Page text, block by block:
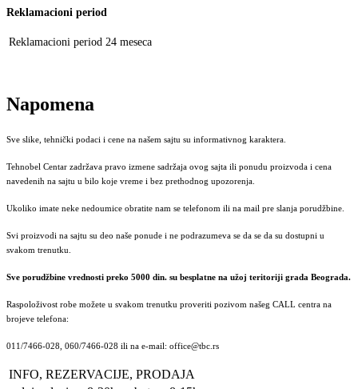
Reklamacioni period
Reklamacioni period 24 meseca
Napomena
Sve slike, tehnički podaci i cene na našem sajtu su informativnog karaktera.
Tehnobel Centar zadržava pravo izmene sadržaja ovog sajta ili ponudu proizvoda i cena
navedenih na sajtu u bilo koje vreme i bez prethodnog upozorenja.
Ukoliko imate neke nedoumice obratite nam se telefonom ili na mail pre slanja porudžbine.
Svi proizvodi na sajtu su deo naše ponude i ne podrazumeva se da se da su dostupni u
svakom trenutku.
Sve porudžbine vrednosti preko 5000 din. su besplatne na užoj teritoriji grada Beograda.
Raspoloživost robe možete u svakom trenutku proveriti pozivom našeg CALL centra na
brojeve telefona:
011/7466-028, 060/7466-028 ili na e-mail: office@tbc.rs
INFO, REZERVACIJE, PRODAJA